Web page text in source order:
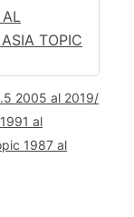
2005 al 2019/
al
1987 al